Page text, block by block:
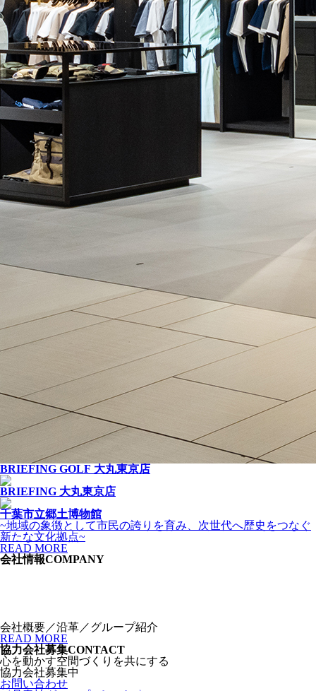
BRIEFING GOLF 大丸東京店
BRIEFING 大丸東京店
千葉市立郷土博物館
~地域の象徴として市民の誇りを育み、次世代へ歴史をつなぐ
新たな文化拠点~
READ MORE
会社情報COMPANY
会社概要／沿革／グループ紹介
READ MORE
協力会社募集CONTACT
心を動かす空間づくりを共にする
協力会社募集中
お問い合わせ